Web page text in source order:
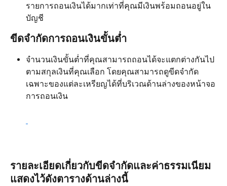
รายการถอนเงินได้มากเท่าที่คุณมีเงินพร้อมถอนอยู่ใน
บัญชี
ขีดจำกัดการถอนเงินขั้นต่ำ
จำนวนเงินขั้นต่ำที่คุณสามารถถอนได้จะแตกต่างกันไป
ตามสกุลเงินที่คุณเลือก โดยคุณสามารถดูขีดจำกัด
เฉพาะของแต่ละเหรียญได้ที่บริเวณด้านล่างของหน้าจอ
การถอนเงิน
รายละเอียดเกี่ยวกับขีดจำกัดและค่าธรรมเนียม
แสดงไว้ดังตารางด้านล่างนี้